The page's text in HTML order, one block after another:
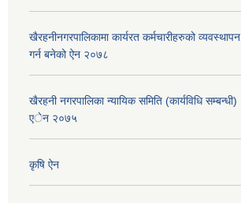
खैरहनीनगरपालिकामा कार्यरत कर्मचारीहरुको व्यवस्थापन
गर्न बनेको ऐन २०७८
खैरहनी नगरपालिका न्यायिक समिति (कार्यविधि सम्बन्धी)
एेन २०७५
कृषि ऐन